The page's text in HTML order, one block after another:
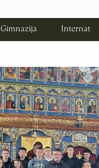
Gimnazija Internat